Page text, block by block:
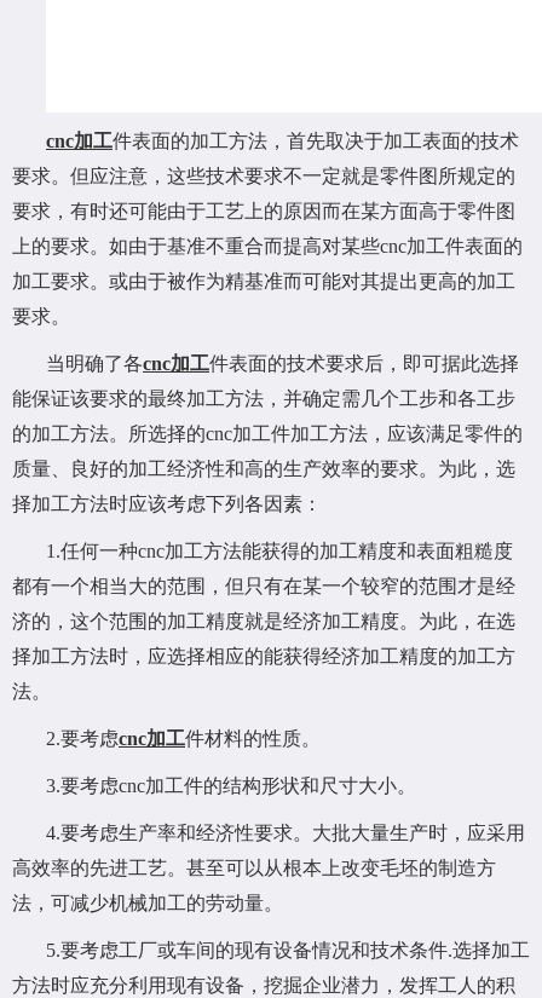
cnc加工件表面的加工方法，首先取决于加工表面的技术
要求。但应注意，这些技术要求不一定就是零件图所规定的
要求，有时还可能由于工艺上的原因而在某方面高于零件图
上的要求。如由于基准不重合而提高对某些cnc加工件表面的
加工要求。或由于被作为精基准而可能对其提出更高的加工
要求。
当明确了各cnc加工件表面的技术要求后，即可据此选择
能保证该要求的最终加工方法，并确定需几个工步和各工步
的加工方法。所选择的cnc加工件加工方法，应该满足零件的
质量、良好的加工经济性和高的生产效率的要求。为此，选
择加工方法时应该考虑下列各因素：
1.任何一种cnc加工方法能获得的加工精度和表面粗糙度
都有一个相当大的范围，但只有在某一个较窄的范围才是经
济的，这个范围的加工精度就是经济加工精度。为此，在选
择加工方法时，应选择相应的能获得经济加工精度的加工方
法。
2.要考虑cnc加工件材料的性质。
3.要考虑cnc加工件的结构形状和尺寸大小。
4.要考虑生产率和经济性要求。大批大量生产时，应采用
高效率的先进工艺。甚至可以从根本上改变毛坯的制造方
法，可减少机械加工的劳动量。
5.要考虑工厂或车间的现有设备情况和技术条件.选择加工
方法时应充分利用现有设备，挖掘企业潜力，发挥工人的积